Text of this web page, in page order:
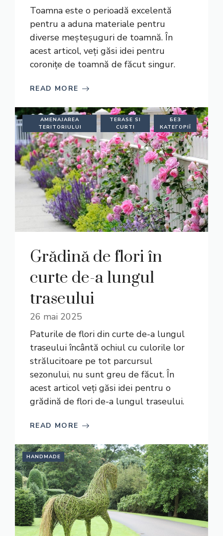
Toamna este o perioadă excelentă
pentru a aduna materiale pentru
diverse meșteșuguri de toamnă. În
acest articol, veți găsi idei pentru
coronițe de toamnă de făcut singur.
READ MORE
AMENAJAREA
TERITORIULUI
TERASE SI
CURTI
БЕЗ
КАТЕГОРІЇ
Grădină de flori în
curte de-a lungul
traseului
26 mai 2025
Paturile de flori din curte de-a lungul
traseului încântă ochiul cu culorile lor
strălucitoare pe tot parcursul
sezonului, nu sunt greu de făcut. În
acest articol veți găsi idei pentru o
grădină de flori de-a lungul traseului.
READ MORE
HANDMADE